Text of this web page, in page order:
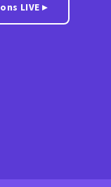
LIVE ▸